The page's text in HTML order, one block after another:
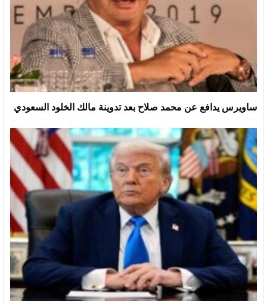
ساويرس يدافع عن محمد صلاح بعد تدوينة مالك الخلود السعودي